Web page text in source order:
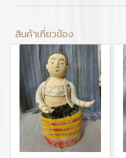
สินค้าเกี่ยวข้อง